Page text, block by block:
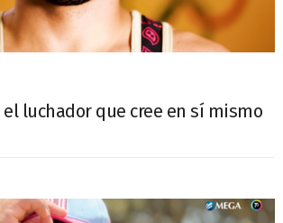
el luchador que cree en sí mismo